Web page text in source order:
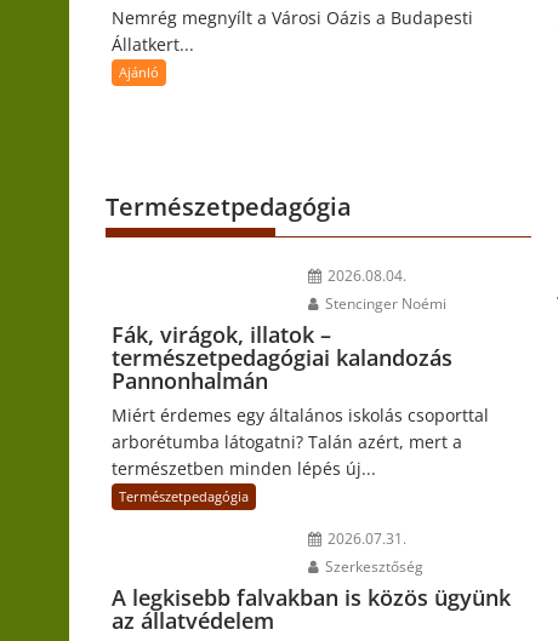
Nemrég megnyílt a Városi Oázis a Budapesti
Állatkert...
Ajánló
Természetpedagógia
2026.08.04.
Stencinger Noémi
Fák, virágok, illatok –
természetpedagógiai kalandozás
Pannonhalmán
Miért érdemes egy általános iskolás csoporttal
arborétumba látogatni? Talán azért, mert a
természetben minden lépés új...
Természetpedagógia
2026.07.31.
Szerkesztőség
A legkisebb falvakban is közös ügyünk
az állatvédelem